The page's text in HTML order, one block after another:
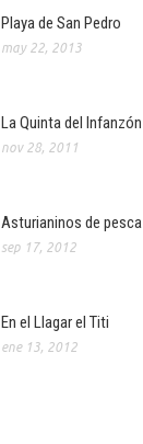
Playa de San Pedro
may 22, 2013
La Quinta del Infanzón
nov 28, 2011
Asturianinos de pesca
sep 17, 2012
En el Llagar el Titi
ene 13, 2012